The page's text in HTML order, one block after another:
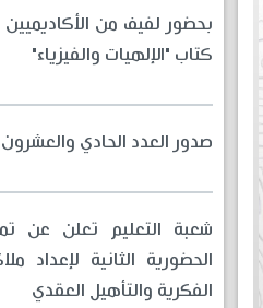
بحضور لفيف من
كتاب "الإلهيات والفيزياء"
صدور العدد الحادي والعشرون
شعبة التعليم تعلن عن
الحضورية الثانية لإعداد
الفكرية والتأهيل العقدي